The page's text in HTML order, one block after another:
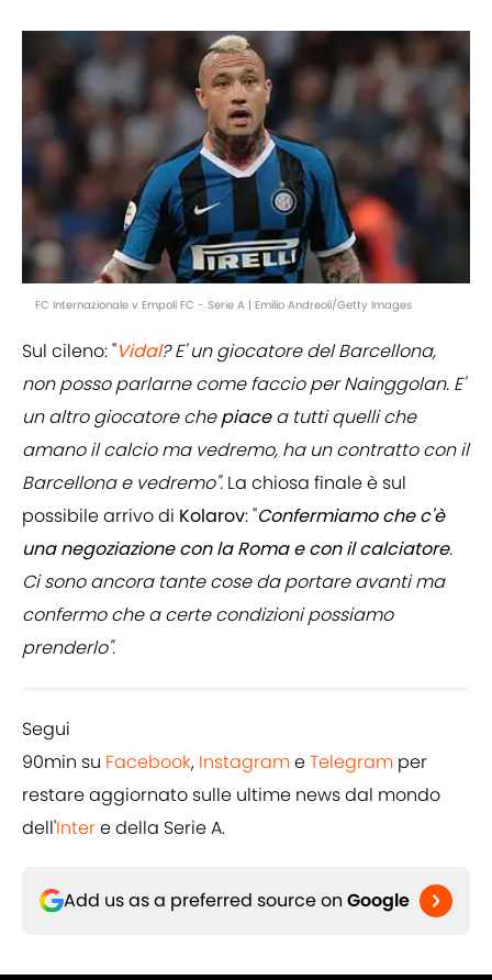
FC Internazionale v Empoli FC - Serie A | Emilio Andreoli/Getty Images
Sul cileno: "Vidal? E' un giocatore del Barcellona,
non posso parlarne come faccio per Nainggolan. E'
un altro giocatore chepiacea tutti quelli che
amano il calcio ma vedremo, ha un contratto con il
Barcellona e vedremo". La chiosa finale è sul
possibile arrivo di Kolarov: "Confermiamo che c'è
una negoziazione con la Roma e con il calciatore.
Ci sono ancora tante cose da portare avanti ma
confermo che a certe condizioni possiamo
prenderlo".
Segui
90min su Facebook, InstagrameTelegram per
restare aggiornato sulle ultime news dal mondo
dell'Intere della Serie A.
Add us as a preferred source on Google